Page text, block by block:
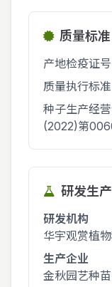
质量标准
产地检疫证
质量执行标
种子生产经
(2022)第
研发生产
研发机构
华宇观赏植
生产企业
金秋园艺种